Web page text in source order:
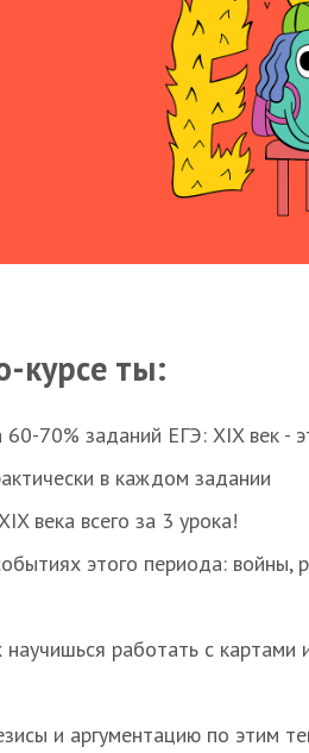
курсе ты:
70% заданий ЕГЭ: XIX век -
в каждом задании
века всего за 3 урока!
этого периода: войны,
работать с
и аргументацию по этим